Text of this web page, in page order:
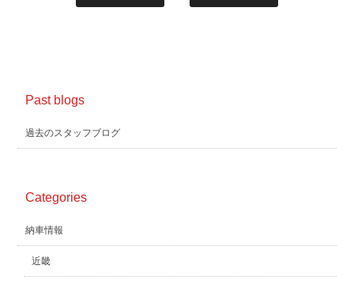
Past blogs
過去のスタッフブログ
Categories
納車情報
近畿